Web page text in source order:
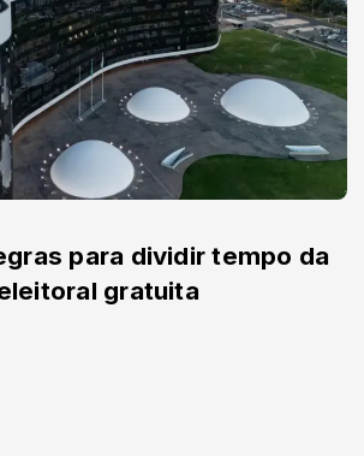
para dividir tempo da
gratuita